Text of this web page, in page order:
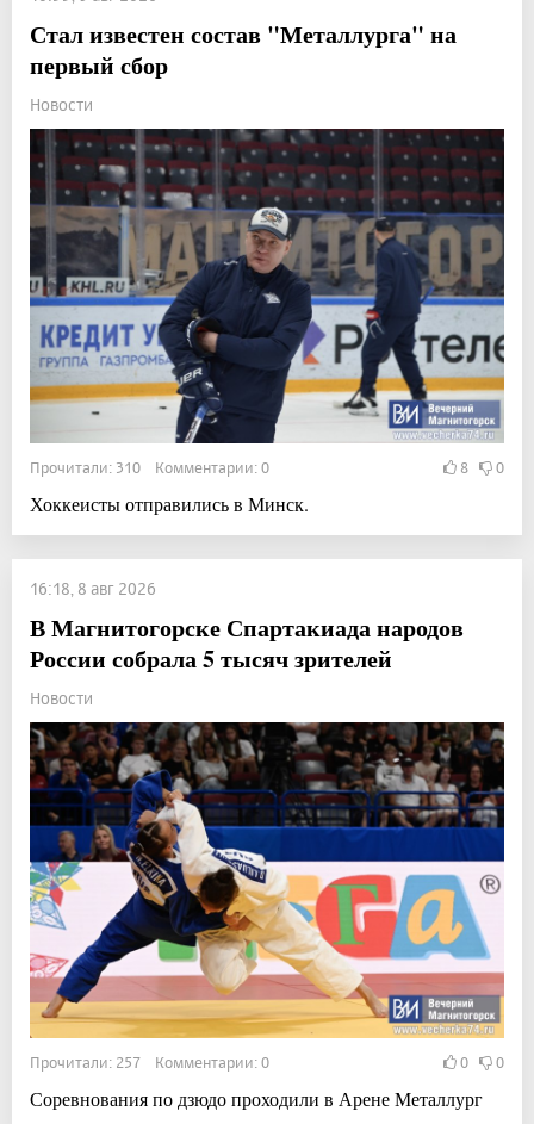
Стал известен состав "Металлурга" на
первый сбор
Новости
Прочитали: 310 Комментарии: 0 8 0
Хоккеисты отправились в Минск.
16:18, 8 авг 2026
В Магнитогорске Спартакиада народов
России собрала 5 тысяч зрителей
Новости
Прочитали: 257 Комментарии: 0 0 0
Соревнования по дзюдо проходили в Арене Металлург